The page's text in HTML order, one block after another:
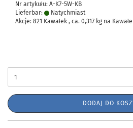
Nr artykułu: A-K7-5W-KB
Lieferbar:
Natychmiast
Akcje: 821 Kawałek , ca. 0,317 kg na
DODAJ DO